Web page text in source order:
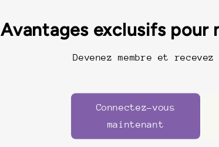
Avantages exclusifs pour
Devenez membre et
Connectez-vous
maintenant